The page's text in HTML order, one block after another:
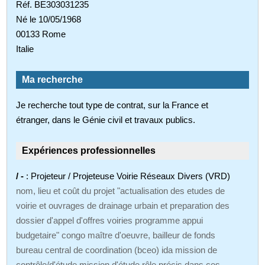
Réf. BE303031235
Né le 10/05/1968
00133 Rome
Italie
Ma recherche
Je recherche tout type de contrat, sur la France et
étranger, dans le Génie civil et travaux publics.
Expériences professionnelles
/ - : Projeteur / Projeteuse Voirie Réseaux Divers (VRD)
nom, lieu et coût du projet "actualisation des etudes de
voirie et ouvrages de drainage urbain et preparation des
dossier d'appel d'offres voiries programme appui
budgetaire" congo maître d'oeuvre, bailleur de fonds
bureau central de coordination (bceo) ida mission de